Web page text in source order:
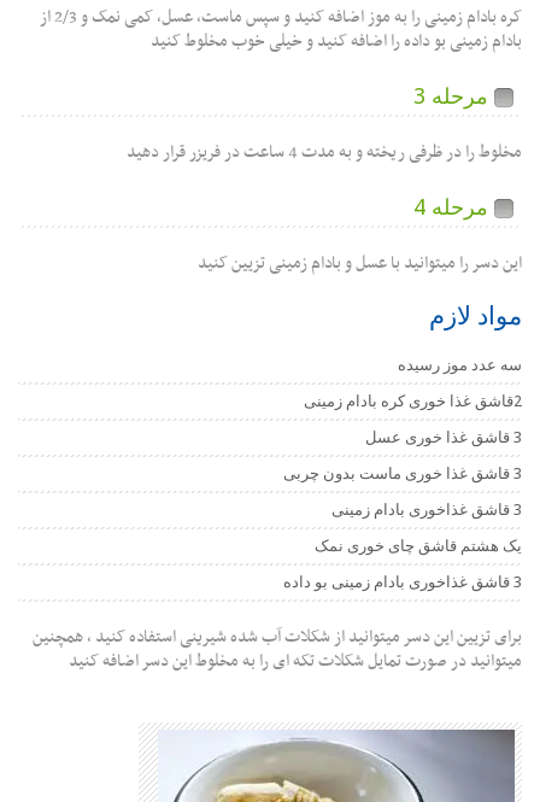
کره بادام زمینی را به موز اضافه کنید و سپس ماست، عسل، کمی نمک و 2/3 از
بادام زمینی بو داده را اضافه کنید و خیلی خوب مخلوط کنید
مرحله 3
مخلوط را در ظرفی ریخته و به مدت 4 ساعت در فریزر قرار دهید
مرحله 4
این دسر را میتوانید با عسل و بادام زمینی تزیین کنید
مواد لازم
سه عدد موز رسیده
2قاشق غذا خوری کره بادام زمینی
3 قاشق غذا خوری عسل
3 قاشق غذا خوری ماست بدون چربی
3 قاشق غذاخوری بادام زمینی
یک هشتم قاشق چای خوری نمک
3 قاشق غذاخوری بادام زمینی بو داده
برای تزیین این دسر میتوانید از شکلات آب شده شیرینی استفاده کنید ، همچنین
میتوانید در صورت تمایل شکلات تکه ای را به مخلوط این دسر اضافه کنید